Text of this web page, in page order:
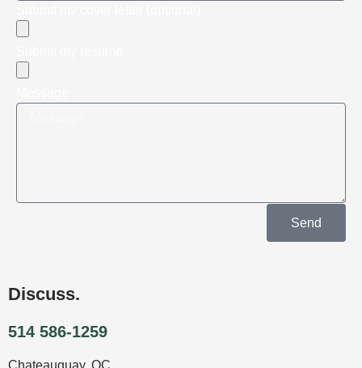
Send
Discuss.
514 586-1259
Chateauguay, QC